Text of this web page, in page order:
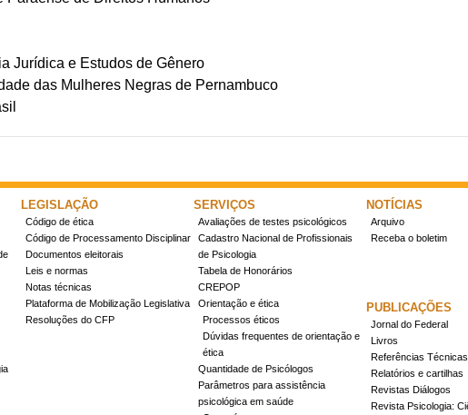
Jurídica e Estudos de Gênero
das Mulheres Negras de Pernambuco
LEGISLAÇÃO
Código de ética
Código de Processamento Disciplinar
Documentos eleitorais
Leis e normas
Notas técnicas
Plataforma de Mobilização Legislativa
Resoluções do CFP
SERVIÇOS
Avaliações de testes psicológicos
Cadastro Nacional de Profissionais
de Psicologia
Tabela de Honorários
CREPOP
Orientação e ética
Processos éticos
Dúvidas frequentes de orientação e
ética
Quantidade de Psicólogos
Parâmetros para assistência
psicológica em saúde
NOTÍCIAS
Arquivo
Receba o boletim
PUBLICAÇÕES
Jornal do Federal
Livros
Referências
Relatórios e cartilhas
Revistas Diálogos
Revista Psicologia: